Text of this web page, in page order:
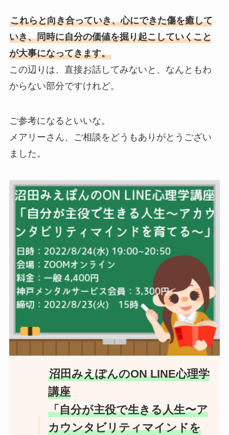
これらと向き合っていき、心にできた傷を癒して
いき、同時に自分の価値を掘り起こしていくこと
が大事になってきます。
この辺りは、直接お話してみないと、なんともわ
からない部分ですけれど。
ご参考になるといいな。
メアリーさん、ご相談をどうもありがとうござい
ました。
沼田みえぽんのON LINE心理学
講座
「自分が主役で生きる人生〜ア
カウンタビリティマインドを